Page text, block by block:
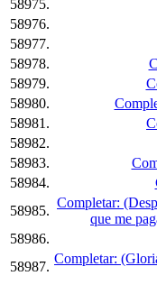
58975.
58976.
58977.
58978.
58979.
58980.
58981.
58982.
58983.
58984.
58985.
Completar:
que me
58986.
58987.
Completar: